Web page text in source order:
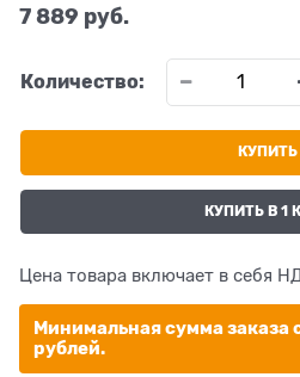
7 889 руб.
Количество:
КУПИТЬ
КУПИТЬ В 1
Цена товара включает в себя
Минимальная сумма заказа
рублей.